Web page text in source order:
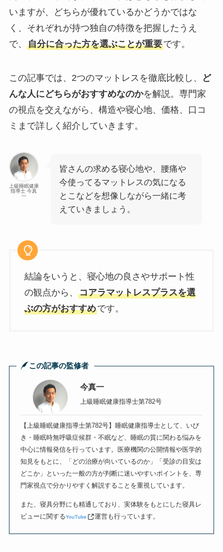
いますが、どちらが優れているかどうかではな
く、それぞれが持つ独自の特徴を把握したうえ
で、 自分に合った方を選ぶことが重要です。
この記事では、2つのマットレスを徹底比較し、
ど
んな人にどちらがおすすめなのかを解説。専門家
の視点を交えながら、構造や寝心地、価格、口コ
ミまで詳しく紹介していきます。
上級睡眠健康
指導士 今真
一
皆さんの求める寝心地や、腰痛や
今使ってるマットレスの気になる
とこなどを想像しながら一緒に考
えていきましょう。
結論をいうと、寝心地の良さやサポート性
の観点から、 コアラマットレスプラスを選
ぶの方がおすすめです。
この記事の監修者
今真一
上級睡眠健康指導士第782号
【上級睡眠健康指導士第782号】睡眠健康指導士として、いび
き・睡眠時無呼吸症候群・不眠など、睡眠の質に関わる悩みを
中心に情報発信を行っています。医療機関の公開情報や医学的
知見をもとに、「どの治療が向いているのか」「受診の目安は
どこか」といった一般の方が判断に迷いやすいポイントを、専
門家視点で分かりやすく解説することを重視しています。
また、寝具分野にも精通しており、実体験をもとにした寝具レ
ビューに関するYouTube 運営も行っています。